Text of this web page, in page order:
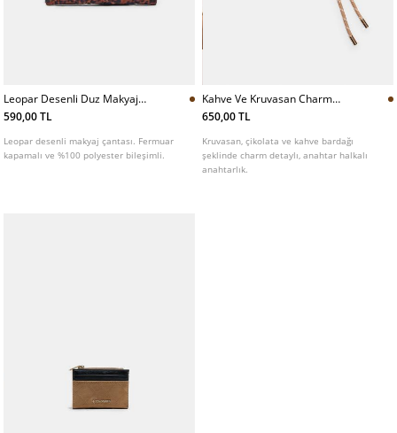
Leopar Desenli Duz Makyaj
Cantası
590,00 TL
Leopar desenli makyaj çantası. Fermuar
kapamalı ve %100 polyester bileşimli.
Kahve Ve Kruvasan Charm
Anahtarlık L03037908
650,00 TL
Kruvasan, çikolata ve kahve bardağı
şeklinde charm detaylı, anahtar halkalı
anahtarlık.